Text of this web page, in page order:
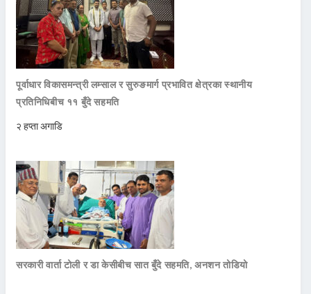
पूर्वाधार विकासमन्त्री लम्साल र सुरुङमार्ग प्रभावित क्षेत्रका स्थानीय
प्रतिनिधिबीच ११ बुँदे सहमति
२ हप्ता अगाडि
सरकारी वार्ता टोली र डा केसीबीच सात बुँदे सहमति, अनशन तोडियो